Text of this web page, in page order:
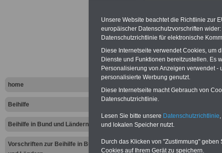
home
Beihilfe
Beihilfe in Bund und Ländern
Vorschriften zur Beihilfe in Bund
suchen. Beamtinnen und
Angebote nach
Bad
In Bad
Unsere Website beachtet die Richtlinie zur
europäischer Datenschutzvorschriften
Datenschutzrichtlinie für elektronische
Diese Internetseite verwendet Cookies, um
Dienste und Funktionen bereitzustellen. Es
Personalisierung von Anzeigen verwendet
personalisierte Werbung genutzt.
Diese Internetseite macht Gebrauch von
Datenschutzrichtlinie.
Lesen Sie bitte unsere Datenschutzrichtlinie
und lokalen Speicher nutzt.
Durch das Klicken von "Zustimmung"
Cookies auf Ihrem Gerät zu speichern.